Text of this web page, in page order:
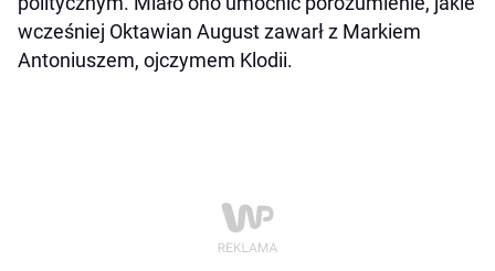
wcześniej Oktawian August zawarł z Markiem
Antoniuszem, ojczymem Klodii.